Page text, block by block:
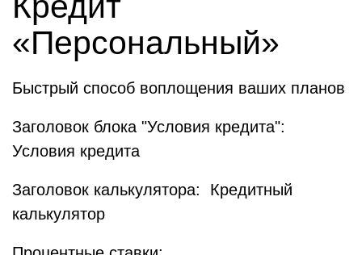
«Персональный»
Быстрый способ воплощения ваших планов
Заголовок блока "Условия кредита":
Условия кредита
Заголовок калькулятора: Кредитный
калькулятор